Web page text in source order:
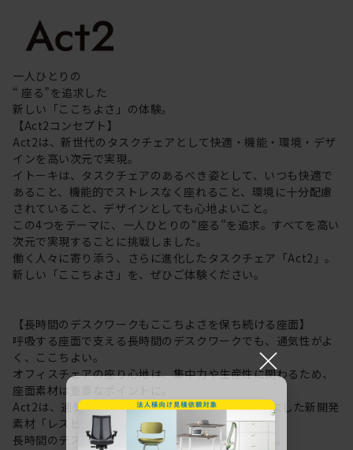
一人ひとりの
“ 座る”を追求した
新しい「ここちよさ」の体験。
【Act2コンセプト】
Act2は、新世代のタスクチェアとして快適・機能・環境・デザ
インを高い次元で実現。
イトーキは、タスクチェアのあるべき姿として、いつも快適で
あること、機能的でストレスなく座れること、環境に十分配慮
されていること、デザインとしても心地よいこと。
この4つをテーマに、一人ひとりの“座る”を追求。すべてを高い
次元で実現することに挑戦しました。
働く人々に寄り添う、さらに進化したタスクチェア「Act2」。
新しい「ここちよさ」を、ぜひご体験ください。
【長時間のデスクワークもここちよさを保ち続ける座面】
呼吸する座面で支える長時間のデスクワークでも、通気性がよ
く、ここちよい。
オフィスチェアの座り心地は、集中力や生産性に関わるため、
座面素材は重要なポイントに。
Act2は、通気性にすぐれた “呼吸する座面”を可能にした新開発
素材「レスピテック」を採用。
長時間のデスクワークもここちよさを保ち続けます。
×